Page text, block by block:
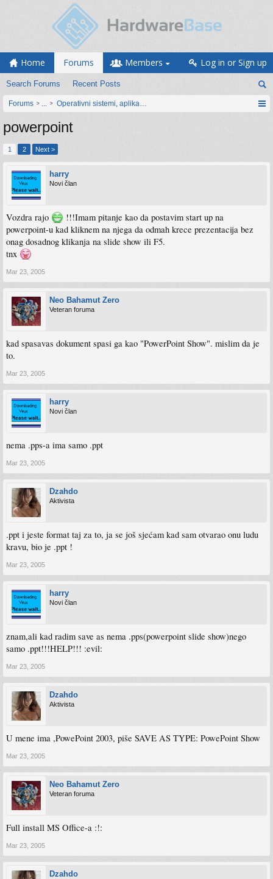
Home Forums
Search Forums Recent Posts
Members Log in or Sign up
Forums ... Operativni sistemi, aplikacije i programiranje
powerpoint
1 2 Next >
harry
Novi član
Vozdra rajo
!!!Imam pitanje kao da postavim start up na
powerpoint-u kad kliknem na njega da odmah krece prezentacija bez
onag dosadnog klikanja na slide show ili F5.
tnx
Mar 23, 2005
Neo Bahamut Zero
Veteran foruma
kad spasavas dokument spasi ga kao "PowerPoint Show". mislim da je
to.
Mar 23, 2005
harry
Novi član
nema .pps-a ima samo .ppt
Mar 23, 2005
Dzahdo
Aktivista
.ppt i jeste format taj za to, ja se još sjećam kad sam otvarao onu ludu
kravu, bio je .ppt !
Mar 23, 2005
harry
Novi član
znam,ali kad radim save as nema .pps(powerpoint slide show)nego
samo .ppt!!!HELP!!! :evil:
Mar 23, 2005
Dzahdo
Aktivista
U mene ima ,PowePoint 2003, piše SAVE AS TYPE: PowePoint Show
Mar 23, 2005
Neo Bahamut Zero
Veteran foruma
Full install MS Office-a :!:
Mar 23, 2005
Dzahdo